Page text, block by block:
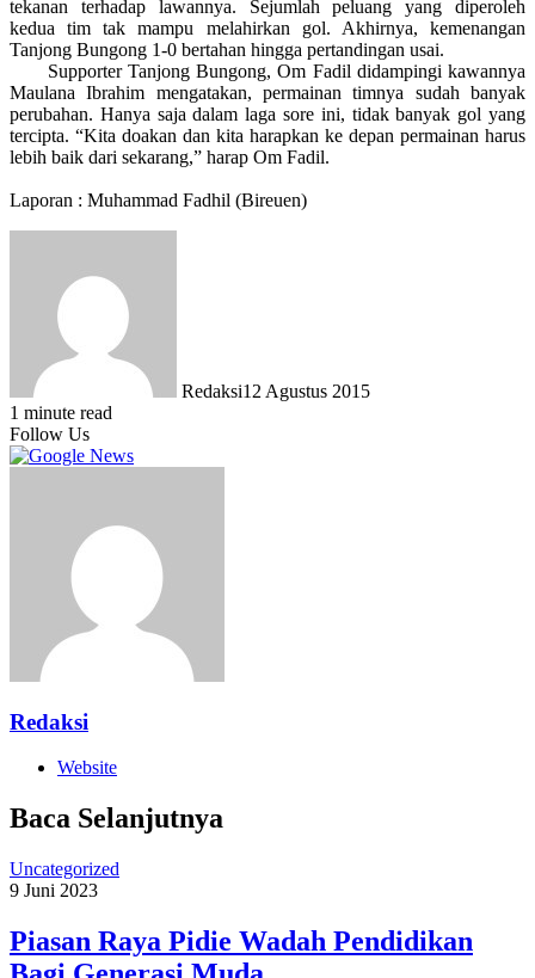
tekanan terhadap lawannya. Sejumlah peluang yang diperoleh
kedua tim tak mampu melahirkan gol. Akhirnya, kemenangan
Tanjong Bungong 1-0 bertahan hingga pertandingan usai.
Supporter Tanjong Bungong, Om Fadil didampingi kawannya
Maulana Ibrahim mengatakan, permainan timnya sudah banyak
perubahan. Hanya saja dalam laga sore ini, tidak banyak gol yang
tercipta. “Kita doakan dan kita harapkan ke depan permainan harus
lebih baik dari sekarang,” harap Om Fadil.
Laporan : Muhammad Fadhil (Bireuen)
Redaksi12 Agustus 2015
1 minute read
Follow Us
Redaksi
Website
Baca Selanjutnya
Uncategorized
9 Juni 2023
Piasan Raya Pidie Wadah Pendidikan